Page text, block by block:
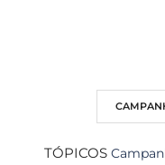
TÓPICOS